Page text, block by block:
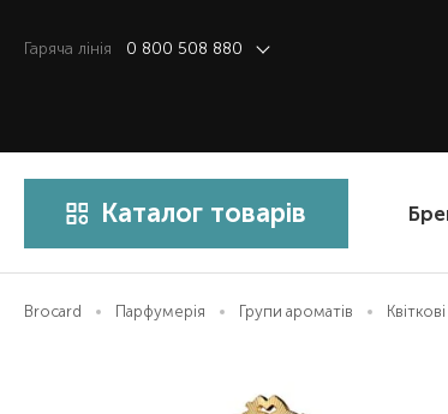
Гаряча лiнiя 0 800 508 880
Каталог товарів
Brocard Парфумерія Групи ароматів Квіткові